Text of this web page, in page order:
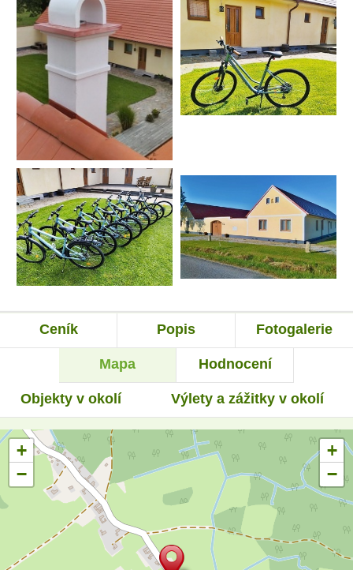
Ceník Popis Fotogalerie
Mapa Hodnocení
Objekty v okolí Výlety a zážitky v okolí
+
−
+
−